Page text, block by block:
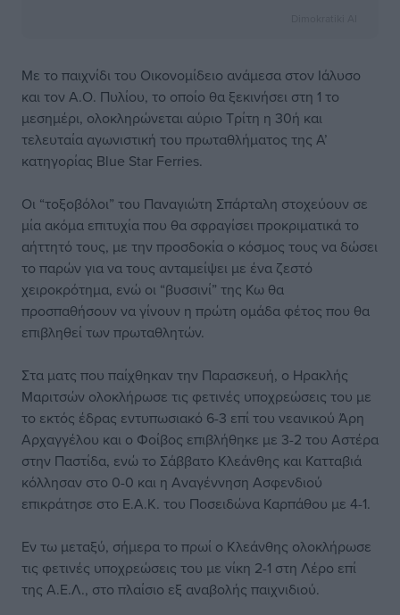
Με το παιχνίδι του Οικονομίδειο ανάμεσα στον Ιάλυσο
και τον Α.Ο. Πυλίου, το οποίο θα ξεκινήσει στη 1 το
μεσημέρι, ολοκληρώνεται αύριο Τρίτη η 30ή και
τελευταία αγωνιστική του πρωταθλήματος της Α’
κατηγορίας Blue Star Ferries.
Οι “τοξοβόλοι” του Παναγιώτη Σπάρταλη στοχεύουν σε
μία ακόμα επιτυχία που θα σφραγίσει προκριματικά το
αήττητό τους, με την προσδοκία ο κόσμος τους να δώσει
το παρών για να τους ανταμείψει με ένα ζεστό
χειροκρότημα, ενώ οι “βυσσινί” της Κω θα
προσπαθήσουν να γίνουν η πρώτη ομάδα φέτος που θα
επιβληθεί των πρωταθλητών.
Στα ματς που παίχθηκαν την Παρασκευή, ο Ηρακλής
Μαριτσών ολοκλήρωσε τις φετινές υποχρεώσεις του με
το εκτός έδρας εντυπωσιακό 6-3 επί του νεανικού Άρη
Αρχαγγέλου και ο Φοίβος επιβλήθηκε με 3-2 του Αστέρα
στην Παστίδα, ενώ το Σάββατο Κλεάνθης και Κατταβιά
κόλλησαν στο 0-0 και η Αναγέννηση Ασφενδιού
επικράτησε στο Ε.Α.Κ. του Ποσειδώνα Καρπάθου με 4-1.
Εν τω μεταξύ, σήμερα το πρωί ο Κλεάνθης ολοκλήρωσε
τις φετινές υποχρεώσεις του με νίκη 2-1 στη Λέρο επί
της Α.Ε.Λ., στο πλαίσιο εξ αναβολής παιχνιδιού.